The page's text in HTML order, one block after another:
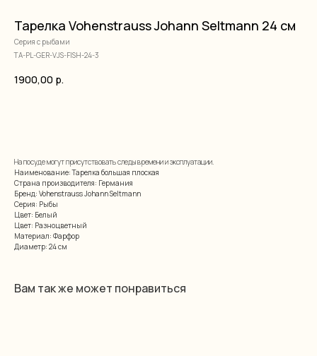
Тарелка Vohenstrauss Johann Seltmann 24 см
Серия с рыбами
TA-PL-GER-VJS-FISH-24-3
1900,00 р.
На посуде могут присутствовать следы времени и эксплуатации.
Наименование: Тарелка большая плоская
Страна производителя: Германия
Бренд: Vohenstrauss Johann Seltmann
Серия: Рыбы
Цвет: Белый
Цвет: Разноцветный
Материал: Фарфор
Диаметр: 24 см
Вам так же может понравиться